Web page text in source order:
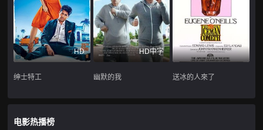
HD
绅士特工
HD中字
幽默的我 送冰的人來了
电影热播榜